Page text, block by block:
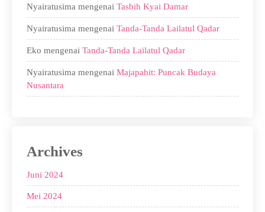
Nyairatusima mengenai Tasbih Kyai Damar
Nyairatusima mengenai Tanda-Tanda Lailatul Qadar
Eko mengenai Tanda-Tanda Lailatul Qadar
Nyairatusima mengenai Majapahit: Puncak Budaya
Nusantara
Archives
Juni 2024
Mei 2024